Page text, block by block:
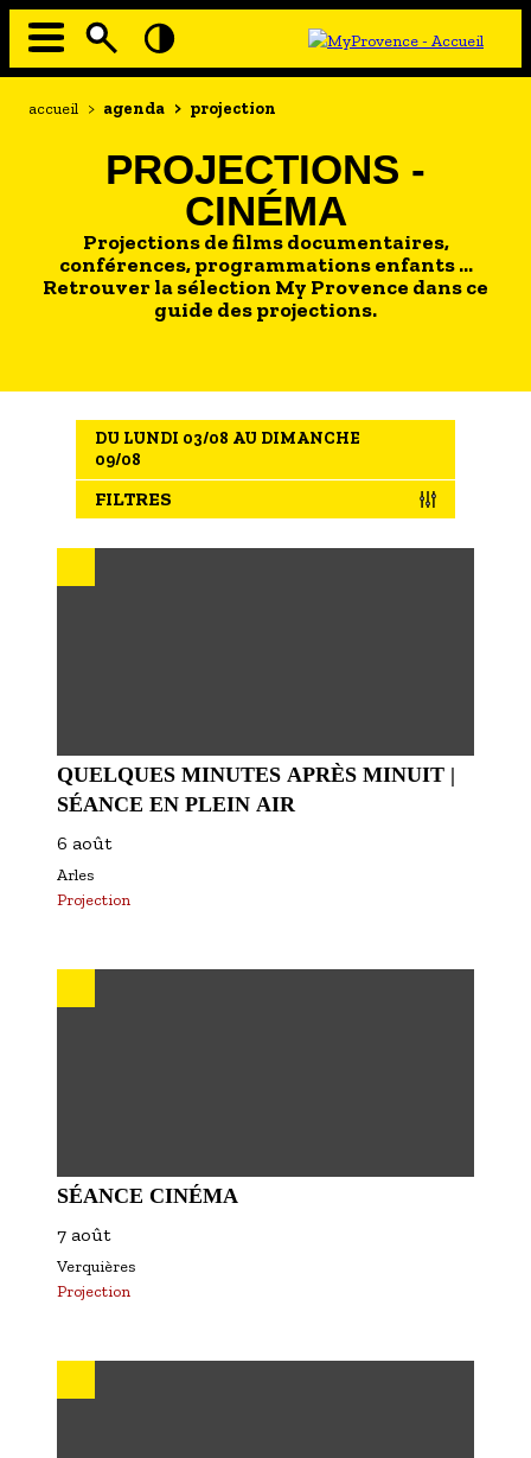
Aller
Navigation
EN MODE ECO
AU GRAND AIR
PASSEZ À TABLE
SOUS TOUTES LES COUTUMES
L'AGENDA
LES GUIDES TOURISTIQUES
LES OFFRES MYPROVENCE
Fil
accueil > agenda > projection
PROJECTIONS -
CINÉMA
Projections de films documentaires,
conférences, programmations enfants …
Retrouver la sélection My Provence dans ce
guide des projections.
DU LUNDI 03/08 AU DIMANCHE
09/08
FILTRES
QUELQUES MINUTES APRÈS MINUIT |
SÉANCE EN PLEIN AIR
6 août
Arles
Projection
SÉANCE CINÉMA
7 août
Verquières
Projection